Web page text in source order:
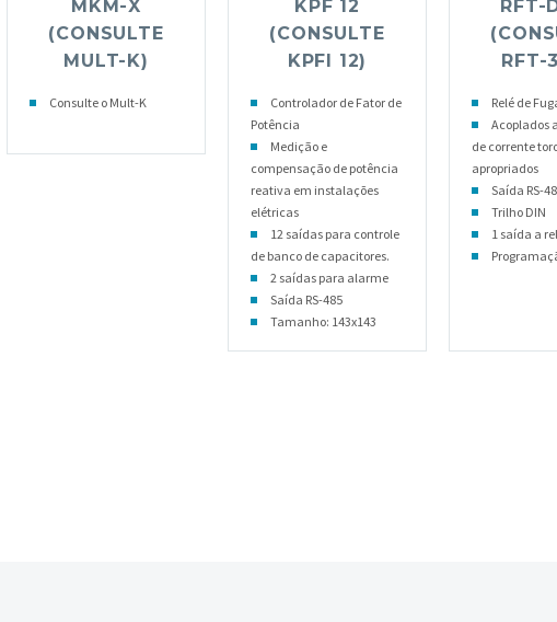
MKM-X
(CONSULTE
MULT-K)
Consulte o Mult-K
KPF 12
(CONSULTE
KPFI 12)
Controlador de Fator de
Potência
Medição e
compensação de potência
reativa em instalações
elétricas
12 saídas para controle
de banco de capacitores.
2 saídas para alarme
Saída RS-485
Tamanho: 143x143
RFT-
RFT-
Relé de
Acoplados
de corrente
apropriados
Saída RS-
Trilho DIN
1 saída a